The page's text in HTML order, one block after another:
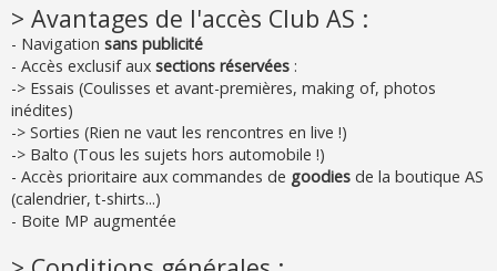
> Avantages de l'accès Club AS :
- Navigation sans publicité
- Accès exclusif aux sections réservées :
-> Essais (Coulisses et avant-premières, making of, photos
inédites)
-> Sorties (Rien ne vaut les rencontres en live !)
-> Balto (Tous les sujets hors automobile !)
- Accès prioritaire aux commandes de goodies de la boutique AS
(calendrier, t-shirts...)
- Boite MP augmentée